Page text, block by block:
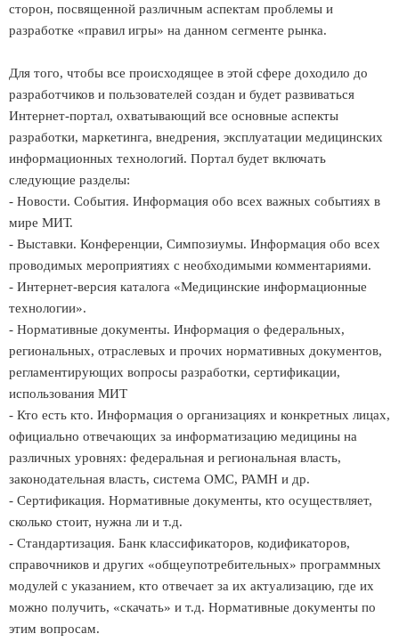
сторон, посвященной различным аспектам проблемы и
разработке «правил игры» на данном сегменте рынка.
Для того, чтобы все происходящее в этой сфере доходило до
разработчиков и пользователей создан и будет развиваться
Интернет-портал, охватывающий все основные аспекты
разработки, маркетинга, внедрения, эксплуатации медицинских
информационных технологий. Портал будет включать
следующие разделы:
- Новости. События. Информация обо всех важных событиях в
мире МИТ.
- Выставки. Конференции, Симпозиумы. Информация обо всех
проводимых мероприятиях с необходимыми комментариями.
- Интернет-версия каталога «Медицинские информационные
технологии».
- Нормативные документы. Информация о федеральных,
региональных, отраслевых и прочих нормативных документов,
регламентирующих вопросы разработки, сертификации,
использования МИТ
- Кто есть кто. Информация о организациях и конкретных лицах,
официально отвечающих за информатизацию медицины на
различных уровнях: федеральная и региональная власть,
законодательная власть, система ОМС, РАМН и др.
- Сертификация. Нормативные документы, кто осуществляет,
сколько стоит, нужна ли и т.д.
- Стандартизация. Банк классификаторов, кодификаторов,
справочников и других «общеупотребительных» программных
модулей с указанием, кто отвечает за их актуализацию, где их
можно получить, «скачать» и т.д. Нормативные документы по
этим вопросам.